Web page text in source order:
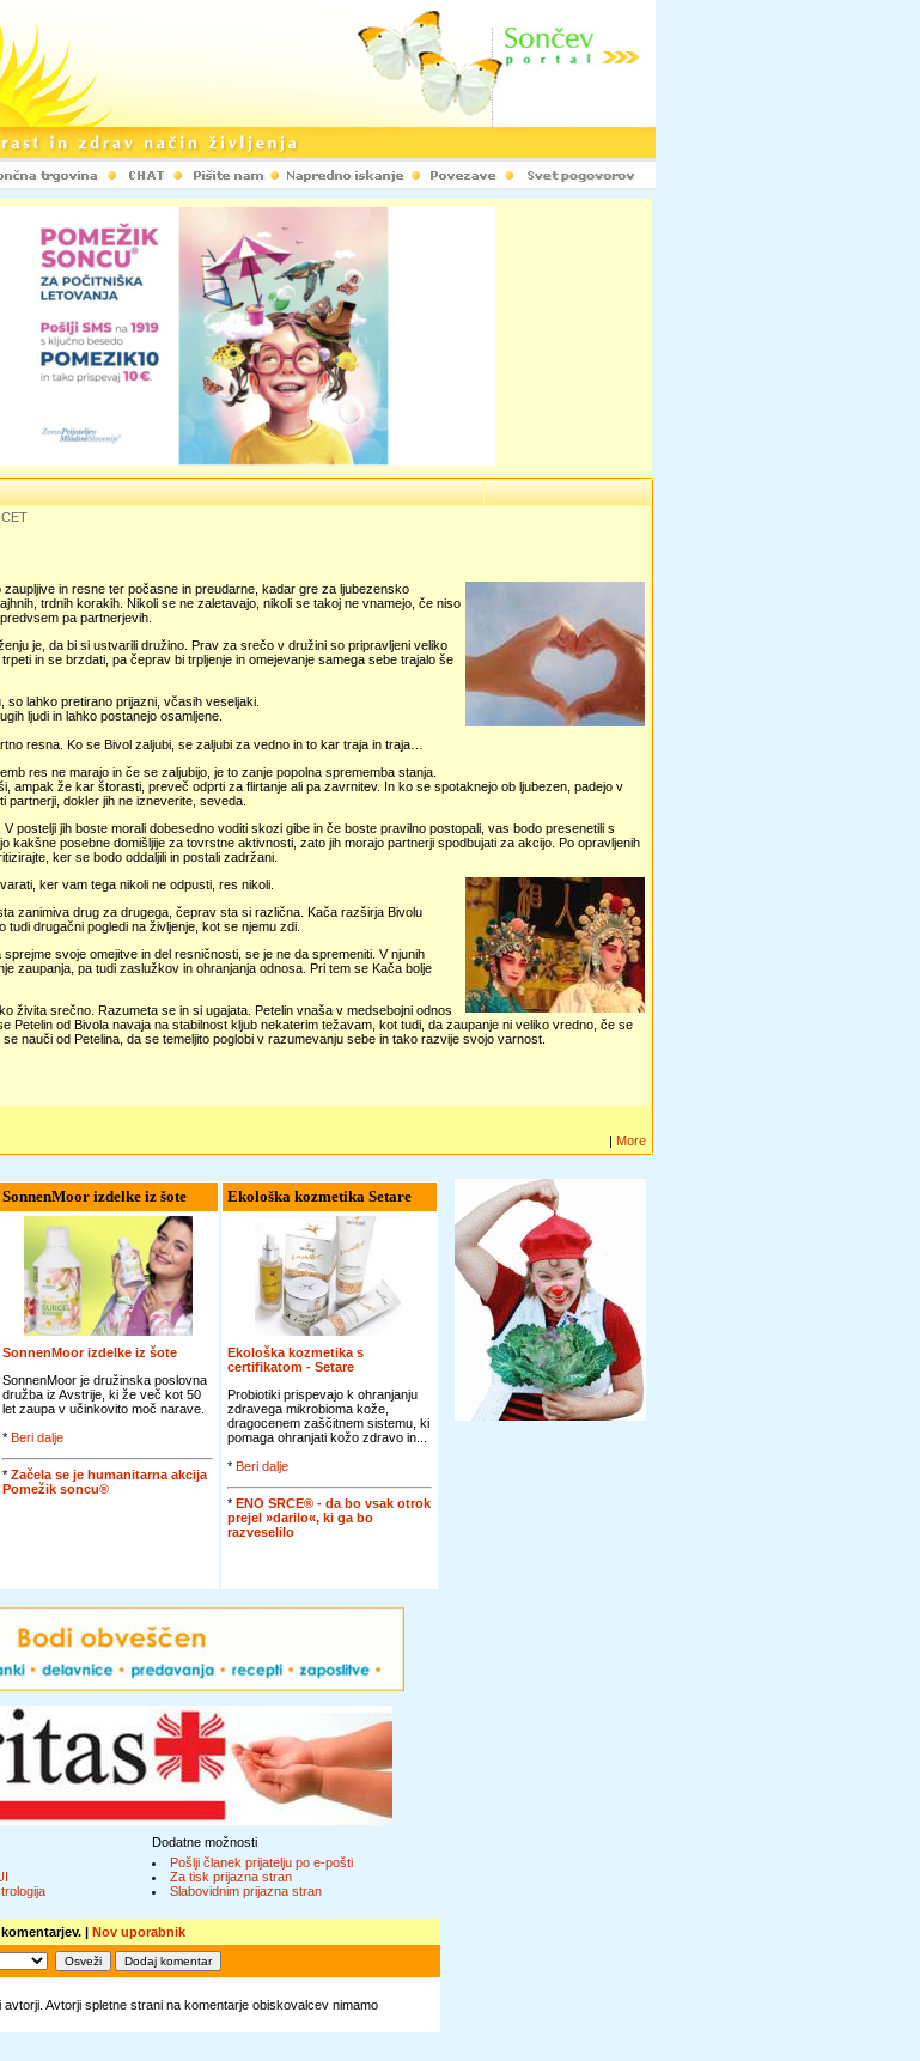
in resne ter počasne in preudarne, kadar gre za ljubezensko
trdnih korakih. Nikoli se ne zaletavajo, nikoli se takoj ne vnamejo, če niso
pa partnerjevih.
je, da bi si ustvarili družino. Prav za srečo v družini so pripravljeni veliko
in se brzdati, pa čeprav bi trpljenje in omejevanje samega sebe trajalo še
lahko pretirano prijazni, včasih veseljaki.
ljudi in lahko postanejo osamljene.
resna. Ko se Bivol zaljubi, se zaljubi za vedno in to kar traja in traja…
res ne marajo in če se zaljubijo, je to zanje popolna sprememba stanja.
ampak že kar štorasti, preveč odprti za flirtanje ali pa zavrnitev. In ko se spotaknejo ob ljubezen, padejo v
dokler jih ne izneverite, seveda.
postelji jih boste morali dobesedno voditi skozi gibe in če boste pravilno postopali, vas bodo presenetili s
kakšne posebne domišljije za tovrstne aktivnosti, zato jih morajo partnerji spodbujati za akcijo. Po opravljenih
ker se bodo oddaljili in postali zadržani.
ker vam tega nikoli ne odpusti, res nikoli.
zanimiva drug za drugega, čeprav sta si različna. Kača razširja Bivolu
tudi drugačni pogledi na življenje, kot se njemu zdi.
svoje omejitve in del resničnosti, se je ne da spremeniti. V njunih
zaupanja, pa tudi zaslužkov in ohranjanja odnosa. Pri tem se Kača bolje
živita srečno. Razumeta se in si ugajata. Petelin vnaša v medsebojni odnos
Petelin od Bivola navaja na stabilnost kljub nekaterim težavam, kot tudi, da zaupanje ni veliko vredno, če se
nauči od Petelina, da se temeljito poglobi v razumevanju sebe in tako razvije svojo varnost.
| More
SonnenMoor izdelke iz šote
SonnenMoor izdelke iz šote
SonnenMoor je družinska poslovna
družba iz Avstrije, ki že več kot 50
let zaupa v učinkovito moč narave.
* Beri dalje
* Začela se je humanitarna akcija
Pomežik soncu®
Ekološka kozmetika Setare
Ekološka kozmetika s
certifikatom - Setare
Probiotiki prispevajo k ohranjanju
zdravega mikrobioma kože,
dragocenem zaščitnem sistemu, ki
pomaga ohranjati kožo zdravo in...
* Beri dalje
* ENO SRCE® - da bo vsak otrok
prejel »darilo«, ki ga bo
razveselilo
Dodatne možnosti
Pošlji članek prijatelju po e-pošti
Za tisk prijazna stran
Slabovidnim prijazna stran
komentarjev. | Nov uporabnik
Avtorji spletne strani na komentarje obiskovalcev nimamo